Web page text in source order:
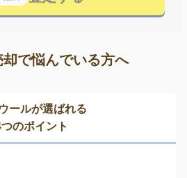
で悩んでいる方へ
ールが選ばれる
のポイント